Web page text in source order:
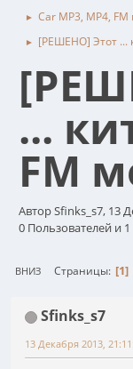
► Car MP3, MP4,
► [РЕШЕНО] Этот ...
...
FM
Автор Sfinks_s7, 13
0 Пользователей и
ВНИЗ Страницы 1
Sfinks_s7
13 Декабря 2013,